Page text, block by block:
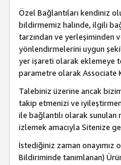
Özel Bağlantıları kendiniz
bildirmemiz halinde, ilgili
tarzından ve yerleşiminden
yönlendirmelerini uygun
yer işareti olarak eklemeye
parametre olarak Associate
Talebiniz üzerine ancak
takip etmenizi ve
ile bağlantılı olarak sunulan
izlemek amacıyla Sitenize
İstediğiniz zaman
Bildiriminde tanımlanan)